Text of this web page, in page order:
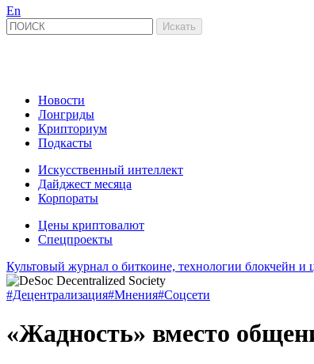
En
Новости
Лонгриды
Крипториум
Подкасты
Искусственный интеллект
Дайджест месяца
Корпораты
Цены криптовалют
Спецпроекты
Культовый журнал о биткоине, технологии блокчейн и
#Децентрализация#Мнения#Соцсети
«Жадность» вместо